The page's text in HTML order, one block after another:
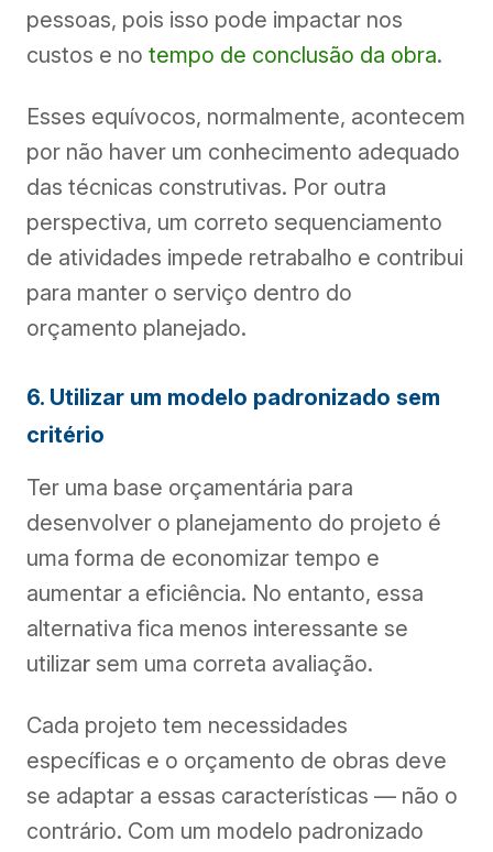
pessoas, pois isso pode impactar nos
custos e no tempo de conclusão da obra.
Esses equívocos, normalmente, acontecem
por não haver um conhecimento adequado
das técnicas construtivas. Por outra
perspectiva, um correto sequenciamento
de atividades impede retrabalho e contribui
para manter o serviço dentro do
orçamento planejado.
6. Utilizar um modelo padronizado sem
critério
Ter uma base orçamentária para
desenvolver o planejamento do projeto é
uma forma de economizar tempo e
aumentar a eficiência. No entanto, essa
alternativa fica menos interessante se
utilizar sem uma correta avaliação.
Cada projeto tem necessidades
específicas e o orçamento de obras deve
se adaptar a essas características — não o
contrário. Com um modelo padronizado